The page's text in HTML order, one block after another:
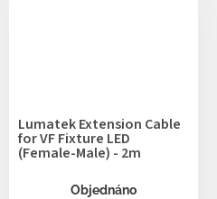
Lumatek Extension Cable
for VF Fixture LED
(Female-Male) - 2m
Objednáno